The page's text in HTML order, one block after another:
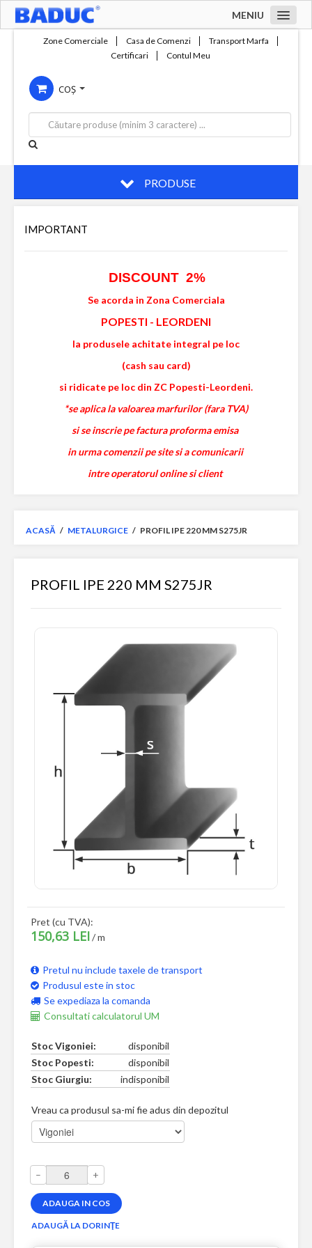
MENIU
Compania
Servicii
Productie
Contact
Zone Comerciale Casa de Comenzi
Transport Marfa
Certificari
Contul Meu
COȘ
PRODUSE
IMPORTANT
DISCOUNT 2%
Se acorda in Zona Comerciala
POPESTI - LEORDENI
la produsele achitate integral pe loc
(cash sau card)
si ridicate pe loc din ZC Popesti-Leordeni.
*se aplica la valoarea marfurilor (fara TVA)
si se inscrie pe factura proforma emisa
in urma comenzii pe site si a comunicarii
intre operatorul online si client
ACASĂ / METALURGICE / PROFIL IPE 220 MM S275JR
PROFIL IPE 220 MM S275JR
Pret (cu TVA):
150,63 LEI/ m
Pretul nu include taxele de transport
Produsul este in stoc
Se expediaza la comanda
Consultati calculatorul UM
Stoc Vigoniei:
disponibil
Stoc Popesti:
disponibil
Stoc Giurgiu:
indisponibil
Vreau ca produsul sa-mi fie adus din depozitul
– +